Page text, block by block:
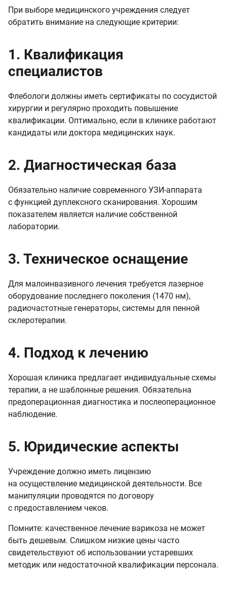
При выборе медицинского учреждения следует
обратить внимание на следующие критерии:
1. Квалификация
специалистов
Флебологи должны иметь сертификаты по сосудистой
хирургии и регулярно проходить повышение
квалификации. Оптимально, если в клинике работают
кандидаты или доктора медицинских наук.
2. Диагностическая база
Обязательно наличие современного УЗИ-аппарата
с функцией дуплексного сканирования. Хорошим
показателем является наличие собственной
лаборатории.
3. Техническое оснащение
Для малоинвазивного лечения требуется лазерное
оборудование последнего поколения (1470 нм),
радиочастотные генераторы, системы для пенной
склеротерапии.
4. Подход к лечению
Хорошая клиника предлагает индивидуальные схемы
терапии, а не шаблонные решения. Обязательна
предоперационная диагностика и послеоперационное
наблюдение.
5. Юридические аспекты
Учреждение должно иметь лицензию
на осуществление медицинской деятельности. Все
манипуляции проводятся по договору
с предоставлением чеков.
Помните: качественное лечение варикоза не может
быть дешевым. Слишком низкие цены часто
свидетельствуют об использовании устаревших
методик или недостаточной квалификации персонала.